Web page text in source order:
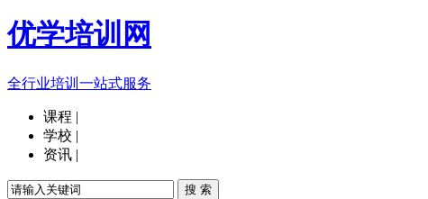
优学培训网
全行业培训一站式服务
课程 |
学校 |
资讯 |